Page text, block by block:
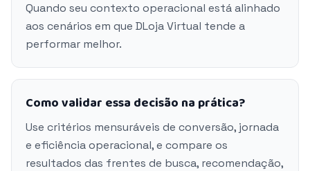
Quando seu contexto operacional está alinhado
aos cenários em que DLoja Virtual tende a
performar melhor.
Como validar essa decisão na prática?
Use critérios mensuráveis de conversão, jornada
e eficiência operacional, e compare os
resultados das frentes de busca, recomendação,